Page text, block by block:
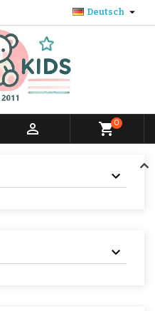
Deutsch 
 shopping_cart0